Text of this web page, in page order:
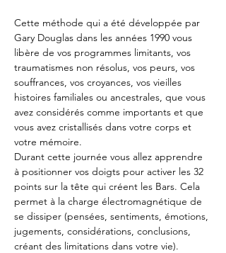
Cette méthode qui a été développée par
Gary Douglas dans les années 1990 vous
libère de vos programmes limitants, vos
traumatismes non résolus, vos peurs, vos
souffrances, vos croyances, vos vieilles
histoires familiales ou ancestrales, que vous
avez considérés comme importants et que
vous avez cristallisés dans votre corps et
votre mémoire.
Durant cette journée vous allez apprendre
à positionner vos doigts pour activer les 32
points sur la tête qui créent les Bars. Cela
permet à la charge électromagnétique de
se dissiper (pensées, sentiments, émotions,
jugements, considérations, conclusions,
créant des limitations dans votre vie).